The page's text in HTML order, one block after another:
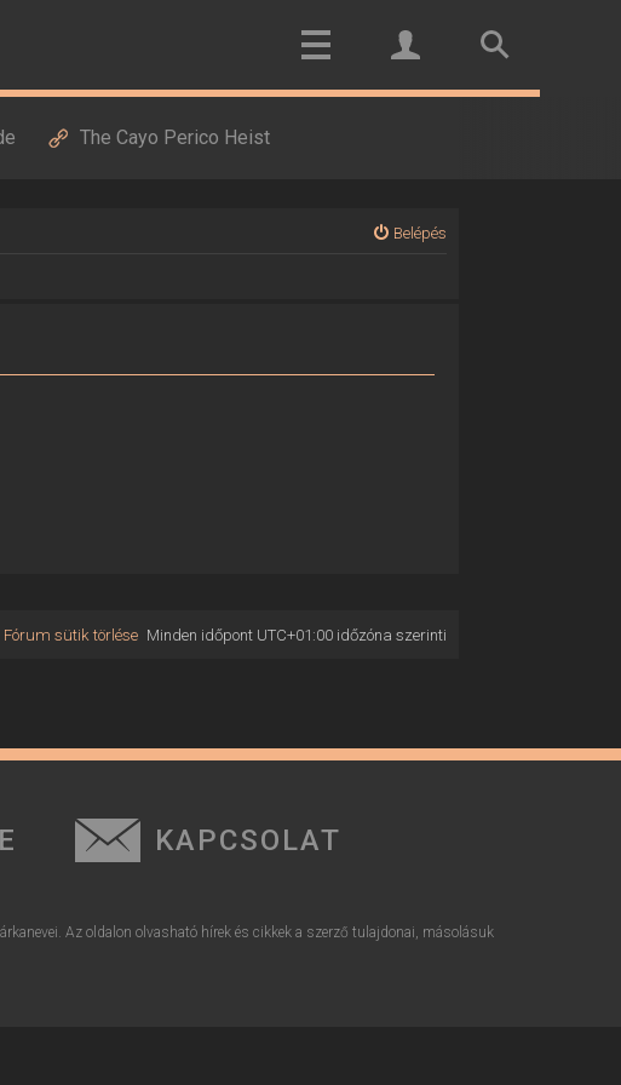
The Cayo Perico Heist
Belépés
Minden időpont UTC+01:00időzóna szerinti
Fórum sütik törlése
KAPCSOLAT
Az oldalon olvasható hírek és cikkek a szerző tulajdonai, másolásuk